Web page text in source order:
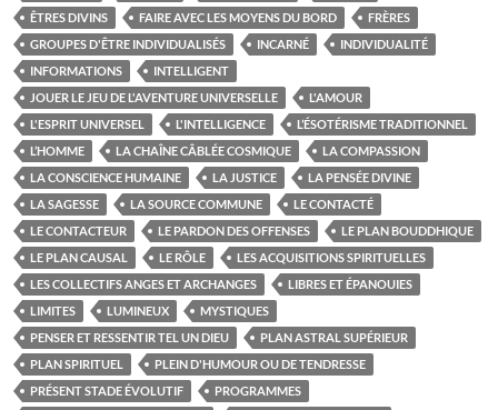
ÊTRES DIVINS FAIRE AVEC LES MOYENS DU BORD
FRÈRES
GROUPES D'ÊTRE INDIVIDUALISÉS
INCARNÉ
INDIVIDUALITÉ
INFORMATIONS
INTELLIGENT
JOUER LE JEU DE L'AVENTURE UNIVERSELLE
L'AMOUR
L'ESPRIT UNIVERSEL
L'INTELLIGENCE
L’ÉSOTÉRISME TRADITIONNEL
L’HOMME
LA CHAÎNE CÂBLÉE COSMIQUE
LA COMPASSION
LA CONSCIENCE HUMAINE
LA JUSTICE
LA PENSÉE DIVINE
LA SAGESSE
LA SOURCE COMMUNE
LE CONTACTÉ
LE CONTACTEUR
LE PARDON DES OFFENSES
LE PLAN BOUDDHIQUE
LE PLAN CAUSAL
LE RÔLE
LES ACQUISITIONS SPIRITUELLES
LES COLLECTIFS ANGES ET ARCHANGES
LIBRES ET ÉPANOUIES
LIMITES
LUMINEUX
MYSTIQUES
PENSER ET RESSENTIR TEL UN DIEU
PLAN ASTRAL SUPÉRIEUR
PLAN SPIRITUEL
PLEIN D'HUMOUR OU DE TENDRESSE
PRÉSENT STADE ÉVOLUTIF
PROGRAMMES